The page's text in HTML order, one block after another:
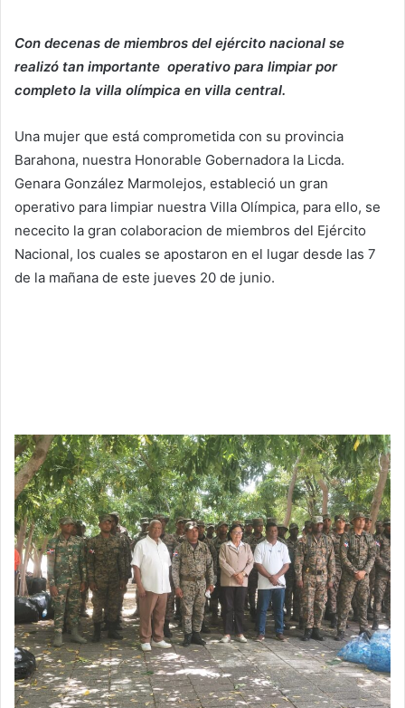
Con decenas de miembros del ejército nacional se
realizó tan importante operativo para limpiar por
completo la villa olímpica en villa central.
Una mujer que está comprometida con su provincia
Barahona, nuestra Honorable Gobernadora la Licda.
Genara González Marmolejos, estableció un gran
operativo para limpiar nuestra Villa Olímpica, para ello, se
nececito la gran colaboracion de miembros del Ejército
Nacional, los cuales se apostaron en el lugar desde las 7
de la mañana de este jueves 20 de junio.